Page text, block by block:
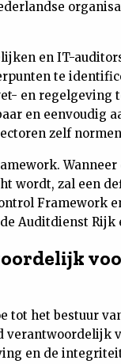
en IT-
te
en regelgeving
en eenvoudig
zelf
Wanneer
wordt, zal een
Framework
Auditdienst Rijk
tot het bestuur
en de